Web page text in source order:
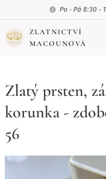
Po - Pá 8:30 -
ZLATNICTVÍ
MACOUNOVÁ
Zlatý prsten,
korunka -
56